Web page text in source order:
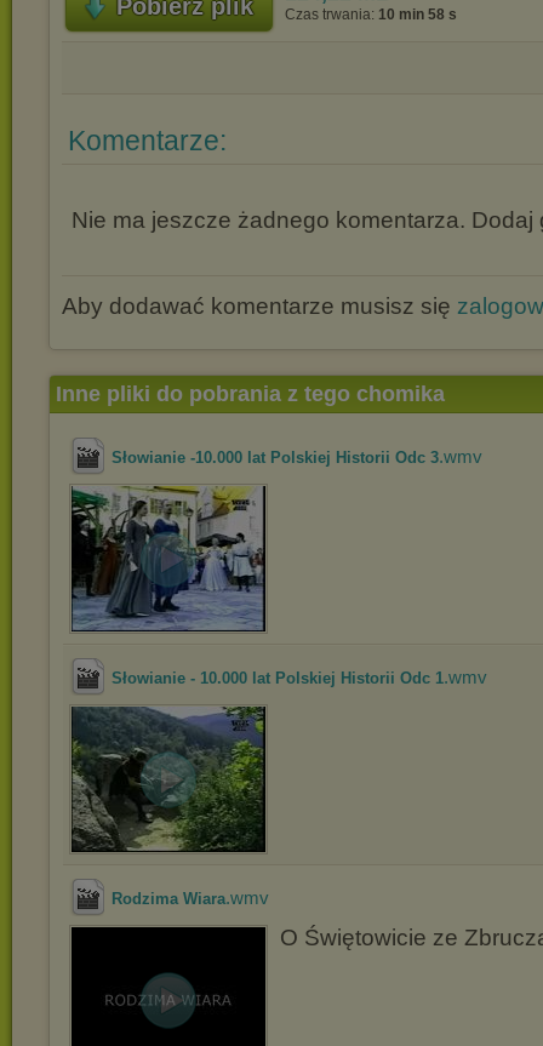
Pobierz plik Czas trwania: 10 min 58 s
Komentarze:
Nie ma jeszcze żadnego komentarza. Dodaj
Aby dodawać komentarze musisz się
Inne pliki do pobrania z tego chomika
Słowianie -10.000 lat Polskiej Historii Odc 3.wmv
Słowianie - 10.000 lat Polskiej Historii Odc 1.wmv
Rodzima Wiara.wmv
O Świętowicie ze